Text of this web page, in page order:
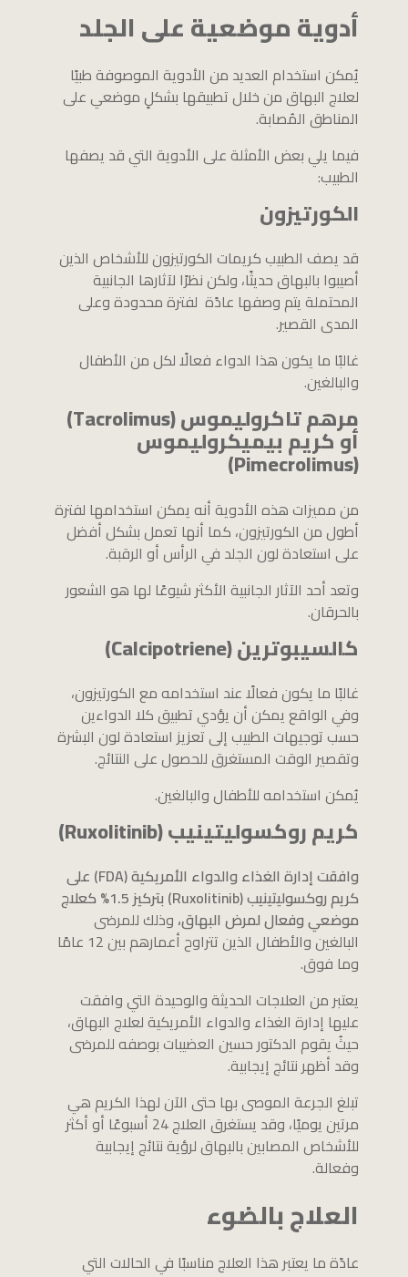
أدوية موضعية على الجلد
يُمكن استخدام العديد من الأدوية الموصوفة طبيًا
لعلاج البهاق من خلال تطبيقها بشكلٍ موضعي على
المناطق المُصابة.
فيما يلي بعض الأمثلة على الأدوية التي قد يصفها
الطبيب:
الكورتيزون
قد يصف الطبيب كريمات الكورتيزون للأشخاص الذين
أصيبوا بالبهاق حديثًا، ولكن نظرًا لآثارها الجانبية
المحتملة يتم وصفها عادًة لفترة محدودة وعلى
المدى القصير.
غالبًا ما يكون هذا الدواء فعالًا لكل من الأطفال
والبالغين.
مرهم تاكروليموس (Tacrolimus)
أو كريم بيميكروليموس
(Pimecrolimus)
من مميزات هذه الأدوية أنه يمكن استخدامها لفترة
أطول من الكورتيزون، كما أنها تعمل بشكل أفضل
على استعادة لون الجلد في الرأس أو الرقبة.
وتعد أحد الآثار الجانبية الأكثر شيوعًا لها هو الشعور
بالحرقان.
كالسيبوترين (Calcipotriene)
غالبًا ما يكون فعالًا عند استخدامه مع الكورتيزون،
وفي الواقع يمكن أن يؤدي تطبيق كلا الدواءين
حسب توجيهات الطبيب إلى تعزيز استعادة لون البشرة
وتقصير الوقت المستغرق للحصول على النتائج.
يُمكن استخدامه للأطفال والبالغين.
كريم روكسوليتينيب (Ruxolitinib)
وافقت إدارة الغذاء والدواء الأمريكية (FDA) على
كريم روكسوليتينيب (Ruxolitinib) بتركيز 1.5% كعلاج
موضعي وفعال لمرض البهاق، وذلك للمرضى
البالغين والأطفال الذين تتراوح أعمارهم بين 12 عامًا
وما فوق.
يعتبر من العلاجات الحديثة والوحيدة التي وافقت
عليها إدارة الغذاء والدواء الأمريكية لعلاج البهاق،
حيثُ يقوم الدكتور حسين العضيبات بوصفه للمرضى
وقد أظهر نتائج إيجابية.
تبلغ الجرعة الموصى بها حتى الآن لهذا الكريم هي
مرتين يوميًا، وقد يستغرق العلاج 24 أسبوعًا أو أكثر
للأشخاص المصابين بالبهاق لرؤية نتائج إيجابية
وفعالة.
العلاج بالضوء
عادًة ما يعتبر هذا العلاج مناسبًا في الحالات التي